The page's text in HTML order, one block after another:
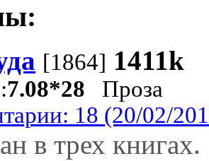
[1864] 1411k
7.08*28 Проза
18 (20/02/
в трех книгах.